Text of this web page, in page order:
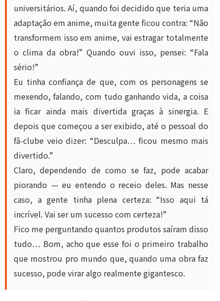
universitários. Aí, quando foi decidido que teria uma
adaptação em anime, muita gente ficou contra: “Não
transformem isso em anime, vai estragar totalmente
o clima da obra!” Quando ouvi isso, pensei: “Fala
sério!”
Eu tinha confiança de que, com os personagens se
mexendo, falando, com tudo ganhando vida, a coisa
ia ficar ainda mais divertida graças à sinergia. E
depois que começou a ser exibido, até o pessoal do
fã-clube veio dizer: “Desculpa… ficou mesmo mais
divertido.”
Claro, dependendo de como se faz, pode acabar
piorando — eu entendo o receio deles. Mas nesse
caso, a gente tinha plena certeza: “Isso aqui tá
incrível. Vai ser um sucesso com certeza!”
Fico me perguntando quantos produtos saíram disso
tudo… Bom, acho que esse foi o primeiro trabalho
que mostrou pro mundo que, quando uma obra faz
sucesso, pode virar algo realmente gigantesco.